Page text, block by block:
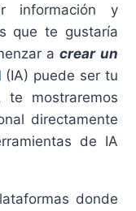
información y
que te gustaría
acrear un
(IA) puede ser tu
te mostraremos
directamente
de IA
donde